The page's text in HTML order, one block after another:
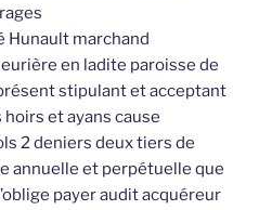
Hunault marchand
en ladite paroisse de
stipulant et acceptant
et ayans cause
2 deniers deux tiers de
annuelle et perpétuelle que
payer audit acquéreur